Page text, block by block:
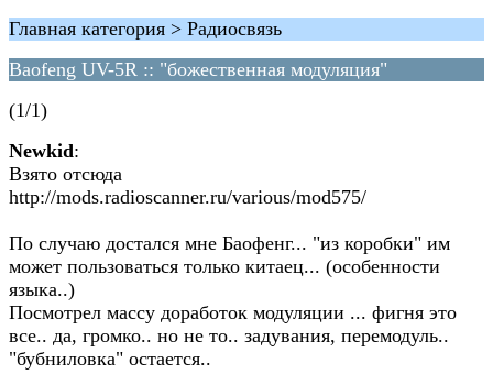
Главная категория > Радиосвязь
Baofeng UV-5R :: "божественная модуляция"
(1/1)
Newkid:
Взято отсюда
http://mods.radioscanner.ru/various/mod575/
По случаю достался мне Баофенг... "из коробки" им
может пользоваться только китаец... (особенности
языка..)
Посмотрел массу доработок модуляции ... фигня это
все.. да, громко.. но не то.. задувания, перемодуль..
"бубниловка" остается..